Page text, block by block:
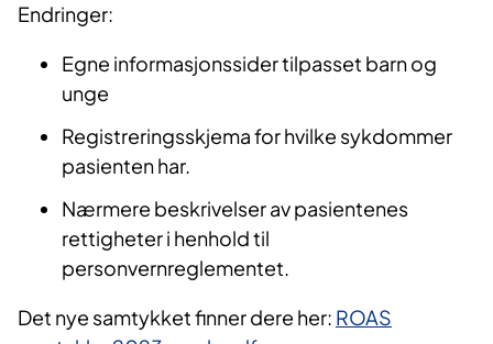
Endringer:
Egne informasjonssider tilpasset barn og
unge
Registreringsskjema for hvilke sykdommer
pasienten har.
Nærmere beskrivelser av pasientenes
rettigheter i henhold til
personvernreglementet.
Det nye samtykket finner dere her: ROAS